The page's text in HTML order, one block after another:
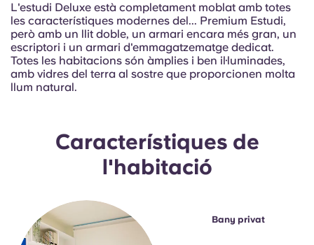
Italian
French
L'estudi Deluxe està completament moblat amb totes
les característiques modernes del... Premium Estudi,
però amb un llit doble, un armari encara més gran, un
escriptori i un armari d'emmagatzematge dedicat.
Totes les habitacions són àmplies i ben il·luminades,
amb vidres del terra al sostre que proporcionen molta
llum natural.
Característiques de
l'habitació
Bany privat